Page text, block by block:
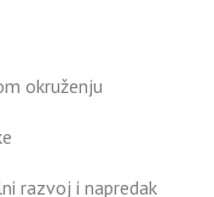
okruženju
razvoj i napredak